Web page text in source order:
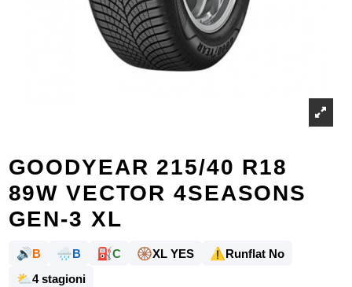
GOODYEAR 215/40 R18
89W VECTOR 4SEASONS
GEN-3 XL
🔊B 🌧️B ⛽C 🛞XL YES ⚠️Runflat No
⛅ 4 stagioni